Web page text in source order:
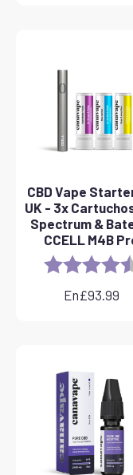
CBD Vape
UK - 3x
Spectrum &
CCELL M4B
Rating:
En£93.99